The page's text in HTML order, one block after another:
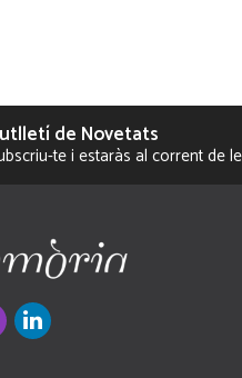
de Novetats
te i estaràs al corrent de